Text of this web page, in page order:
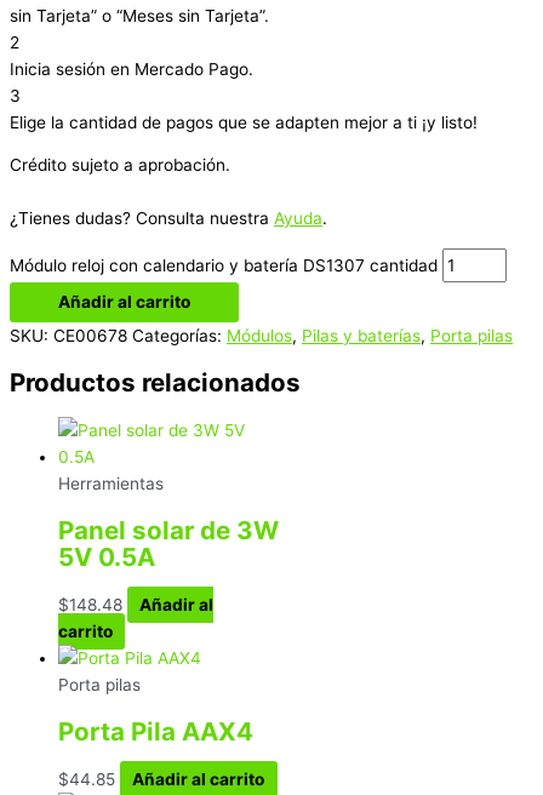
sin Tarjeta” o “Meses sin Tarjeta”.
2
Inicia sesión en Mercado Pago.
3
Elige la cantidad de pagos que se adapten mejor a ti ¡y listo!
Crédito sujeto a aprobación.
¿Tienes dudas? Consulta nuestra Ayuda.
Módulo reloj con calendario y batería DS1307 cantidad
Añadir al carrito
SKU: CE00678 Categorías: Módulos, Pilas y baterías, Porta pilas
Productos relacionados
Herramientas
Panel solar de 3W
5V 0.5A
$148.48
Añadir al
carrito
Porta pilas
Porta Pila AAX4
$44.85 Añadir al carrito